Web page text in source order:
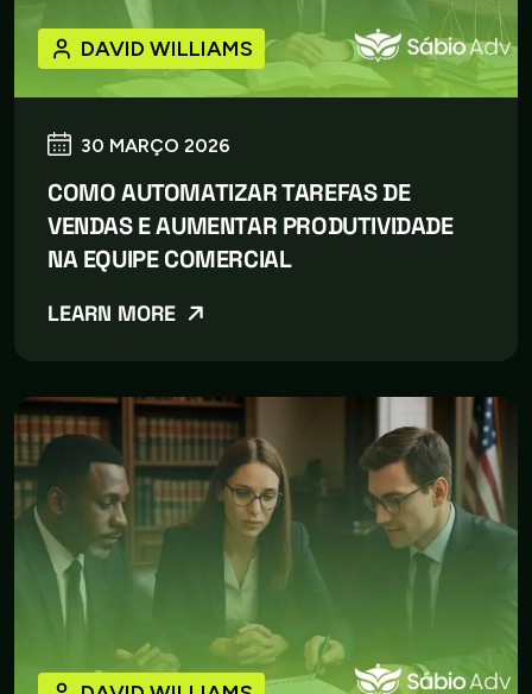
30 MARÇO 2026
DAVID WILLIAMS
COMO AUTOMATIZAR TAREFAS DE
VENDAS E AUMENTAR PRODUTIVIDADE
NA EQUIPE COMERCIAL
LEARN MORE